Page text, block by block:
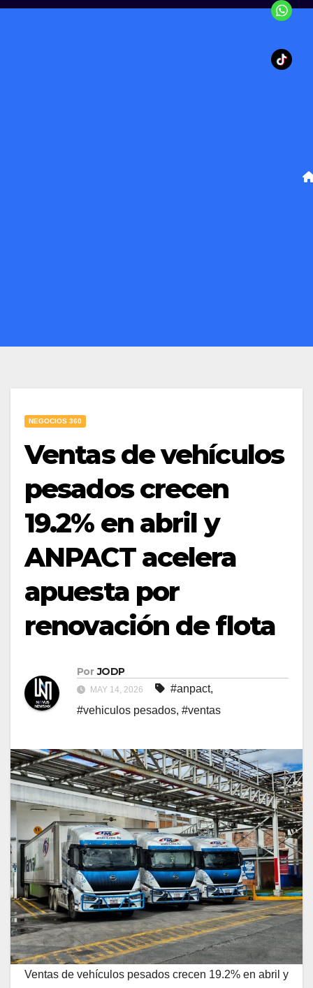
NEGOCIOS 360
Ventas de vehículos
pesados crecen
19.2% en abril y
ANPACT acelera
apuesta por
renovación de flota
Por JODP
MAY 14, 2026 #anpact,
#vehiculos pesados, #ventas
Ventas de vehículos pesados crecen 19.2% en abril y